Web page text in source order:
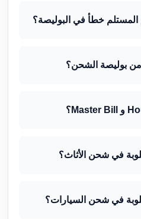
المستلم خطأ في البوليصة؟
بوليصة الشحن؟
في شحن الأثاث؟
في شحن السيارات؟